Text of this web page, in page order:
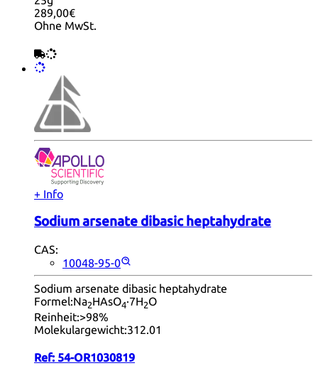
289,00€
Ohne MwSt.
+ Info
Sodium arsenate dibasic heptahydrate
CAS:
10048-95-0
Sodium arsenate dibasic heptahydrate
Formel:Na2HAsO4·7H2O
Reinheit:>98%
Molekulargewicht:312.01
Ref: 54-OR1030819